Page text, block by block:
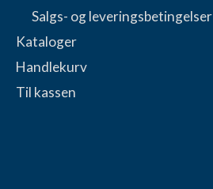
Salgs- og leveringsbetingelser
Kataloger
Handlekurv
Til kassen